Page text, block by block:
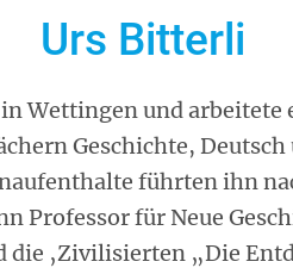
Urs Bitterli
Wettingen und arbeitete
Geschichte,
führten ihn
Professor für Neue
‚Zivilisierten „Die